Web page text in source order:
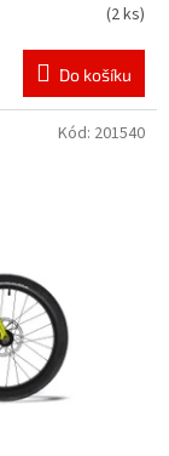
(2 ks)
Do košíku
Kód: 201540